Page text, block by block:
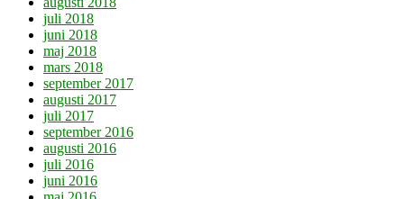
juli 2018
juni 2018
maj 2018
mars 2018
september 2017
augusti 2017
juli 2017
september 2016
augusti 2016
juli 2016
juni 2016